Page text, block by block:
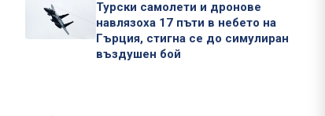
Турски самолети и дронове
навлязоха 17 пъти в небето на
Гърция, стигна се до симулиран
въздушен бой